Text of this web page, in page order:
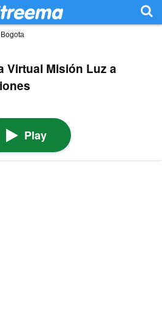
Bogota
Virtual Misión Luz a
Play